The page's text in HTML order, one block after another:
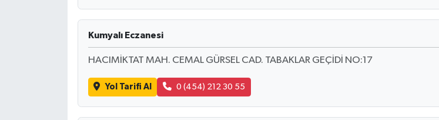
Kumyalı Eczanesi
HACIMİKTAT MAH. CEMAL GÜRSEL CAD. TABAKLAR GEÇİDİ NO:17
Yol Tarifi Al 0 (454) 212 30 55